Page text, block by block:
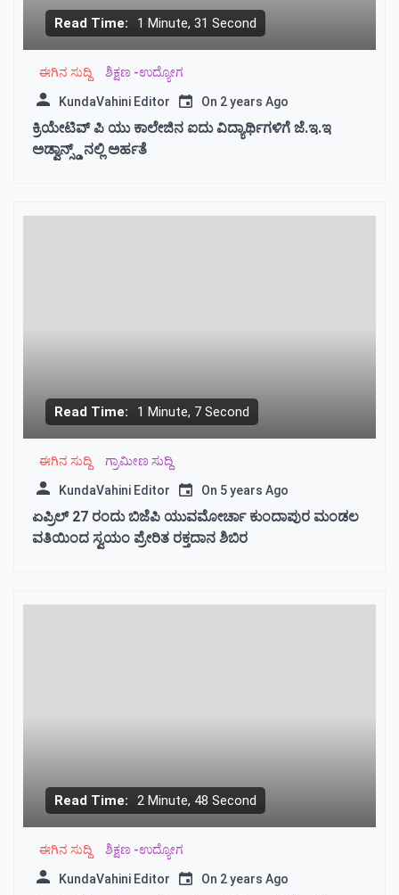
Read Time: 1 Minute, 31 Second
ಈಗಿನ ಸುದ್ದಿ ಶಿಕ್ಷಣ -ಉದ್ಯೋಗ
KundaVahini Editor On 2 years Ago
ಕ್ರಿಯೇಟಿವ್‌ ಪಿ ಯು ಕಾಲೇಜಿನ ಐದು ವಿದ್ಯಾರ್ಥಿಗಳಿಗೆ ಜೆ.ಇ.ಇ
ಅಡ್ವಾನ್ಸ್ಡ್‌ ನಲ್ಲಿ ಅರ್ಹತೆ
Read Time: 1 Minute, 7 Second
ಈಗಿನ ಸುದ್ದಿ ಗ್ರಾಮೀಣ ಸುದ್ದಿ
KundaVahini Editor On 5 years Ago
ಏಪ್ರಿಲ್ 27 ರಂದು ಬಿಜೆಪಿ ಯುವಮೋರ್ಚಾ ಕುಂದಾಪುರ ಮಂಡಲ
ವತಿಯಿಂದ ಸ್ವಯಂ ಪ್ರೇರಿತ ರಕ್ತದಾನ‌ ಶಿಬಿರ
Read Time: 2 Minute, 48 Second
ಈಗಿನ ಸುದ್ದಿ ಶಿಕ್ಷಣ -ಉದ್ಯೋಗ
KundaVahini Editor On 2 years Ago